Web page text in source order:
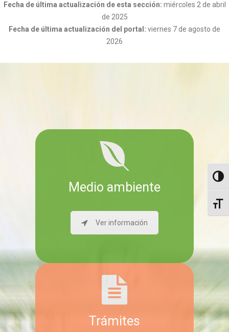
Fecha de última actualización de esta sección: miércoles 2 de abril
de 2025
Fecha de última actualización del portal: viernes 7 de agosto de
2026
Medio ambiente
Ver información
Trámites